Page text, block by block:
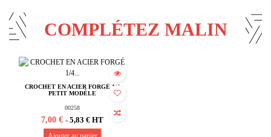
COMPLÉTEZ MALIN
CROCHET EN ACIER FORGÉ 1/4
PETIT MODÈLE
00258
7,00 € - 5,83 € HT